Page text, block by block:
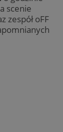
scenie
zespół oFF